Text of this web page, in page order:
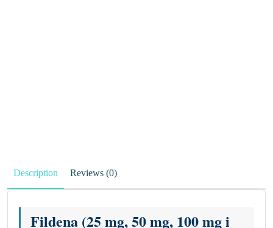
Description Reviews (0)
Fildena (25 mg, 50 mg, 100 mg i